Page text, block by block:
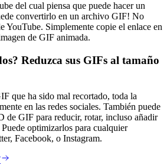
del cual piensa que puede hacer un
convertirlo en un archivo GIF! No
YouTube. Simplemente copie el enlace en
de GIF animada.
Reduzca sus GIFs al tamaño
que ha sido mal recortado, toda la
en las redes sociales. También puede
de GIF para reducir, rotar, incluso añadir
optimizarlos para cualquier
Facebook, o Instagram.